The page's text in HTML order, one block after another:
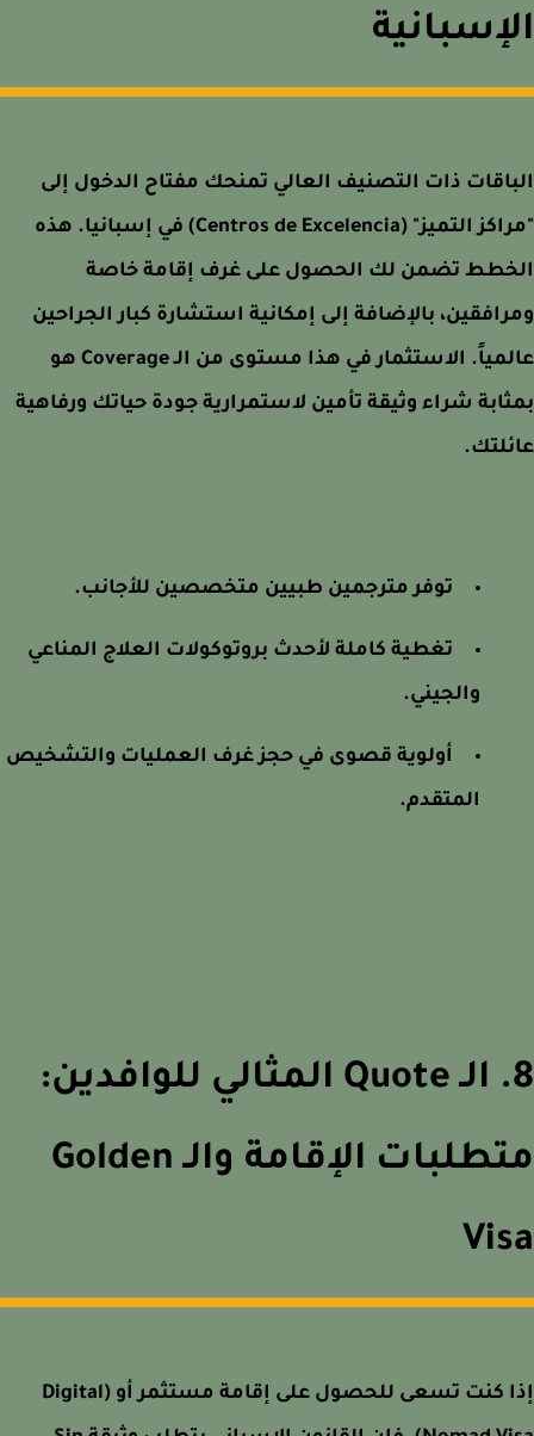
ذات التصنيف العالي تمنحك مفتاح الدخول إلى
"مراكز التميز" (Centros de Excelencia) في إسبانيا. هذه
تضمن لك الحصول على غرف إقامة خاصة
بالإضافة إلى إمكانية استشارة كبار الجراحين
عالمياً. الاستثمار في هذا مستوى من الـ Coverage هو
شراء وثيقة تأمين لاستمرارية جودة حياتك ورفاهية
توفر مترجمين طبيين متخصصين للأجانب.
تغطية كاملة لأحدث بروتوكولات العلاج المناعي
والجيني.
أولوية قصوى في حجز غرف العمليات والتشخيص
المتقدم.
8. الـ Quote المثالي للوافدين:
متطلبات الإقامة والـ Golden
إذا كنت تسعى للحصول على إقامة مستثمر أو (Digital